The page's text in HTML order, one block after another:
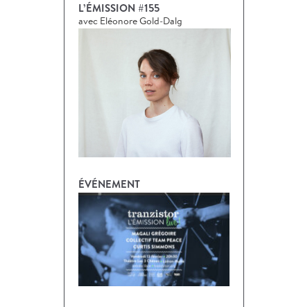
L’ÉMISSION #155
avec Eléonore Gold-Dalg
ÉVÉNEMENT